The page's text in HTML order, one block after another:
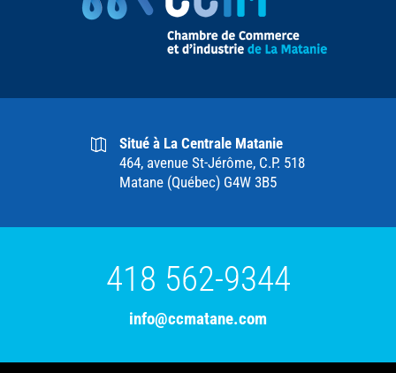
Situé à La Centrale Matanie
464, avenue St-Jérôme, C.P. 518
Matane (Québec) G4W 3B5
418 562-9344
info@ccmatane.com